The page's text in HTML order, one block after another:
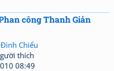
công Thanh Giản
Chiểu
thích
08:49